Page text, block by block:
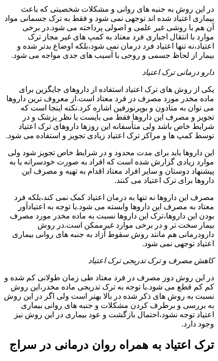
در این روش به جنبه های روانی و مشکلات شخصیتی که باعث
بیماری اعتیاد شده اند توجهی نمی شود و فقط به ترک جسمانی مواد
آن هم با روشی غیر علمی و اصولی پرداخته می شود.در برخی
موارد با انتقال اجباری فرد معتاد به کمپ های غیر مجاز ترک
اعتیاد،نه تنها اعتیاد فرد درمان نمی شود،بلکه اوضاع بدتر شده و
بیمار از لحاظ جسمی و روحی با آسیب های جدی مواجه می شود.
دارو درمانی ترک اعتیاد
یکی از روش های ترک اعتیاد استفاده از داروهای جایگزین برای
ماده مخدر مورد مصرف در فرد معتاد است.از معروف ترین داروها
می توان به متادون و بوپرنورفین اشاره کرد.نکته اینجا است که
تجویز و مصرف این داروها فقط می بایست با نظر پزشک و در
شرایط خاص باشد ولی متأسفانه این روزها داروهای ترک اعتیاد
توسط کمپ ها و مراکز ترک اعتیاد زیادی تجویز و استفاده می شود.
این داروها باید برای مدت محدود و در شرایط خاص تجویز شود ولی
موارد زیادی گزارش شده است که افراد به صورت خودسرانه یا به
پیشنهاد دوستان و سایر افراد معتاد اقدام به تهیه و مصرف این
داروها برای ترک اعتیاد می کنند.
مصرف این داروها نه تنها به درمان اعتیاد کمک نمی کند،بلکه فرد
معتاد به مصرف این داروها وابسته می شود.با توجه به اعتیادآور
بودن این داروها،ترک این داروها نسبت به ماده مخدر مورد مصرف
بیمار سخت تر و در برخی موارد غیرممکن است.در روش
دارودرمانی هم مانند روش سقوط آزاد به جنبه های روانی بیماری
اعتیاد توجهی نمی شود.
کاهش مصرف و ترک تدریجی ترک اعتیاد
در این روش دوز مصرف در فرد معتاد طی زمان طولانی کم شده و
کم کم قطع می شود.با توجه به ترک تدریجی ماده مخدر،این روش
نسبت به روش های ذکر شده در بالا بهتر است ولی اگر در این روش
به بررسی و برطرف کردن مشکلات و جنبه های روانی بیماری
اعتیاد توجه نشود،احتمال بازگشت و عود بیماری در این روش نیز
وجود دارد.
ترک اعتیاد به همراه روان درمانی در سراج